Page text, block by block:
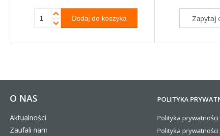
Zapytaj
O NAS
Aktualności
Zaufali nam
POLITYKA
Polityka prywatności
Polityka